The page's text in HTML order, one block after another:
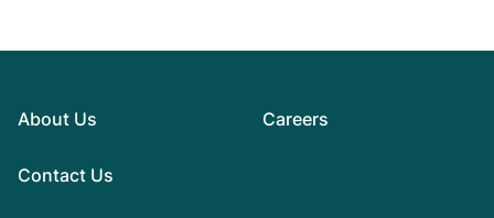
About Us
Contact Us
Careers